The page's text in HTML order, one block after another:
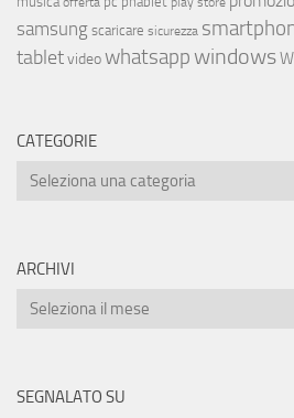
samsungscaricare sicurezza
tabletvideowhatsappwindows
CATEGORIE
ARCHIVI
SEGNALATO SU